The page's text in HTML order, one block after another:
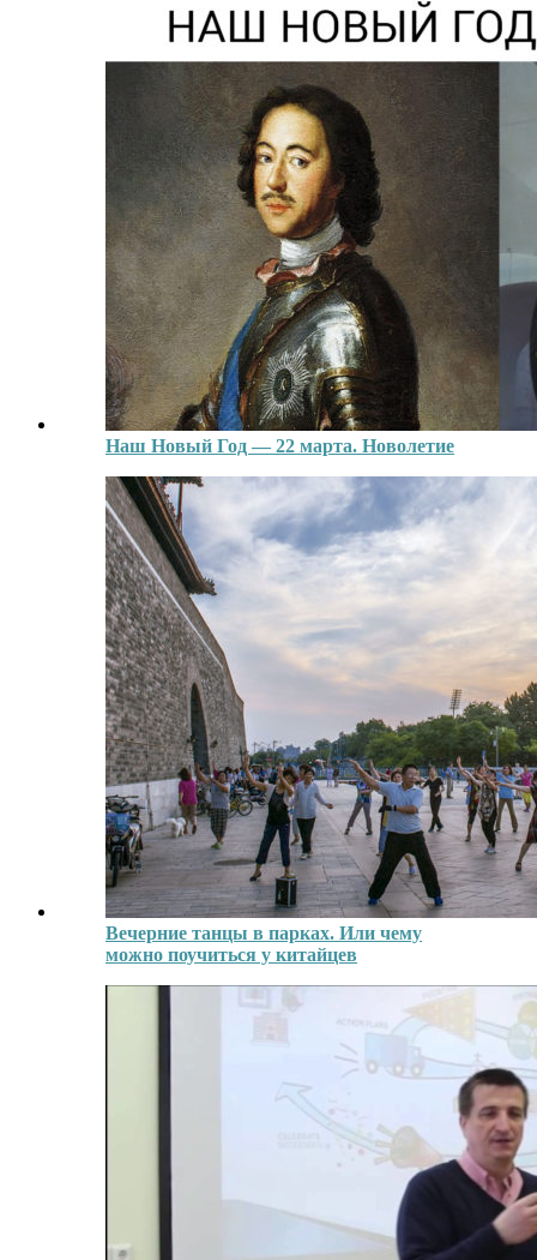
Наш Новый Год — 22 марта. Новолетие
Вечерние танцы в парках. Или чему
можно поучиться у китайцев